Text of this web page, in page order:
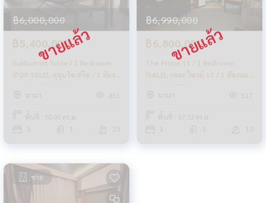
฿6,000,000
฿5,400,000
Sukhumvit Suite / 1 Bedroom
(FOR SALE), สุขุมวิท สวีท / 1 ห้อง
นอน (ขาย) HL1941
นานา
451
พื้นที่ : 50.00 ตร.ม.
1 1 23
฿6,990,000
฿6,800,000
The Prime 11 / 1 Bedroom
(SALE), เดอะ ไพรม์ 11 / 1 ห้องนอน
(ขาย) HL1758
นานา
517
พื้นที่ : 57.12 ตร.ม.
1 1 12
ขาย